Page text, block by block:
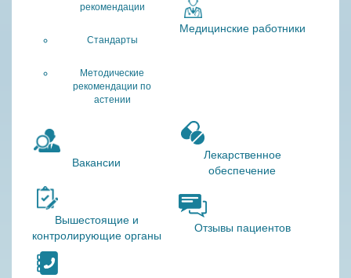
рекомендации
Стандарты
Методические
рекомендации по
астении
Медицинские работники
Вакансии
Лекарственное
обеспечение
Вышестоящие и
контролирующие органы
Отзывы пациентов